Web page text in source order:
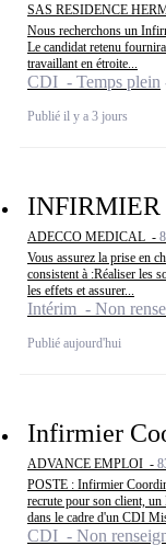
SAS RESIDENCE
Nous recherchons un
Le candidat retenu
travaillant en étroite...
CDI - Temps plein
Publié il y a 3 jours
INFIRMIER
ADECCO MEDICAL -
Vous assurez la prise en
consistent à :Réaliser les
les effets et assurer...
Intérim - Non
Publié aujourd'hui
Infirmier
ADVANCE EMPLOI -
POSTE : Infirmier
recrute pour son client,
dans le cadre d'un CDI
CDI - Non